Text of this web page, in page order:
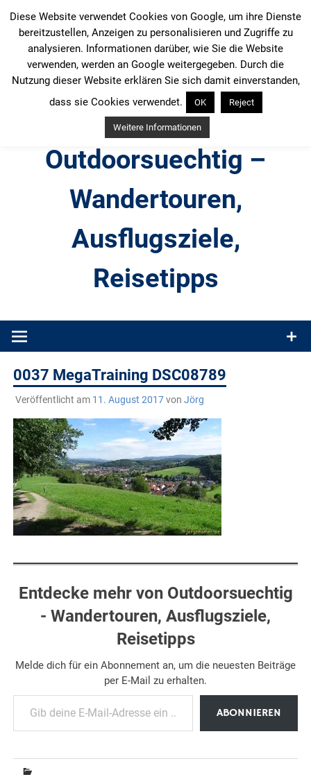
Inhalt
springen
Outdoorsuechtig –
Wandertouren,
Ausflugsziele,
Reisetipps
Produkttests und Buchrezensionen. Ein Blog für alle, die gern
0037 MegaTraining DSC08789
Veröffentlicht am 11. August 2017von Jörg
Entdecke mehr von Outdoorsuechtig
- Wandertouren, Ausflugsziele,
Reisetipps
Melde dich für ein Abonnement an, um die neuesten Beiträge
per E-Mail zu erhalten.
Gib deine E-Mail-Adresse ein ...
ABONNIEREN
Diese Website verwendet Cookies von Google, um ihre Dienste
bereitzustellen, Anzeigen zu personalisieren und Zugriffe zu
analysieren. Informationen darüber, wie Sie die Website
verwenden, werden an Google weitergegeben. Durch die
Nutzung dieser Website erklären Sie sich damit einverstanden,
dass sie Cookies verwendet.
OK Reject
Weitere Informationen